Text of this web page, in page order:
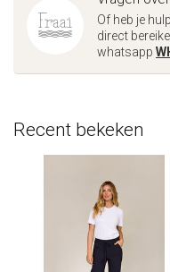
Of heb je
direct
whatsapp
Recent bekeken